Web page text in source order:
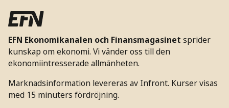
EFN Ekonomikanalen och Finansmagasinet sprider
kunskap om ekonomi. Vi vänder oss till den
ekonomiintresserade allmänheten.
Marknadsinformation levereras av Infront. Kurser visas
med 15 minuters fördröjning.